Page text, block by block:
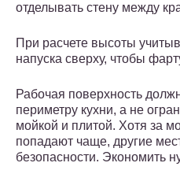
отделывать стену между
При расчете высоты
напуска сверху, чтобы
Рабочая поверхность
периметру кухни, а не
мойкой и плитой. Хотя за
попадают чаще, другие
безопасности. Экономить